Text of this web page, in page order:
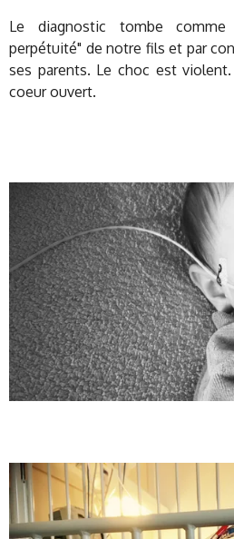
Le diagnostic tombe
perpétuité" de notre fils et par
ses parents. Le choc est
coeur ouvert.